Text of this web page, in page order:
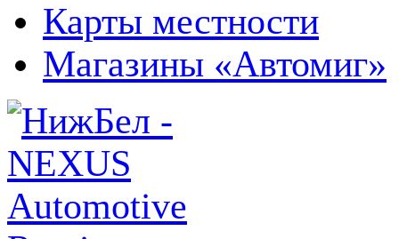
Карты местности
Магазины «Автомиг»